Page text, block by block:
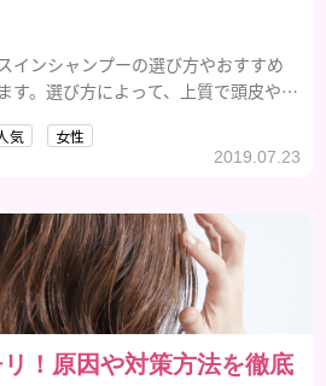
インシャンプーの選び方やおすすめ
す。選び方によって、上質で頭皮や髪
気 女性
2019.07.23
！原因や対策方法を徹底